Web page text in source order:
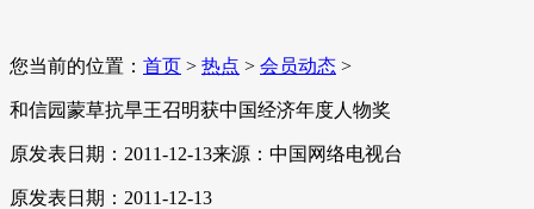
您当前的位置： 首页 > 热点 > 会员动态 >
和信园蒙草抗旱王召明获中国经济年度人物奖
原发表日期：2011-12-13来源：中国网络电视台
原发表日期：2011-12-13